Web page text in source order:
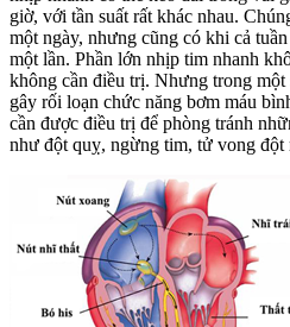
giờ, với tần suất rất khác nhau.
một ngày, nhưng cũng có khi cả
một lần. Phần lớn nhịp tim nhanh
không cần điều trị. Nhưng trong
gây rối loạn chức năng bơm máu
cần được điều trị để phòng tránh
như đột quỵ, ngừng tim, tử vong đột